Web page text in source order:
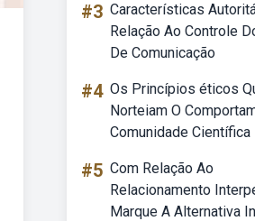
#3 Características
Relação Ao Controle
De Comunicação
#4 Os Princípios éticos
Norteiam O
Comunidade Científica
#5 Com Relação Ao
Relacionamento
Marque A Alternativa